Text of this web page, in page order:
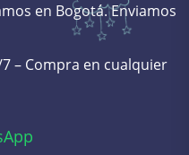
en Bogotá. Enviamos
– Compra en cualquier